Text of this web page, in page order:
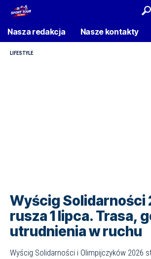
Nasza redakcja Nasze kontakty
LIFESTYLE
Wyścig Solidarności
rusza 1 lipca. Trasa,
utrudnienia w ruchu
Wyścig Solidarności i Olimpijczyków 2026